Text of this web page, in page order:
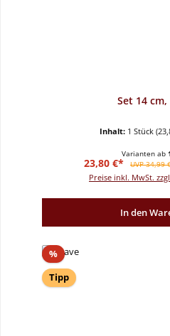
Set 14
Inhalt: 1 Stück
Varianten ab
Verkaufspreis:
23,80 €* Regulärer
UVP 34,99
Preise inkl. MwSt.
In den
%Rabatt
Tipp